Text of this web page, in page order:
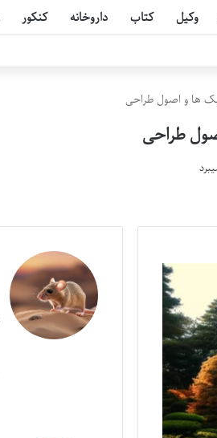
وکیل کتاب داروخانه کنکور
ها و اصول طراحی
طراحی